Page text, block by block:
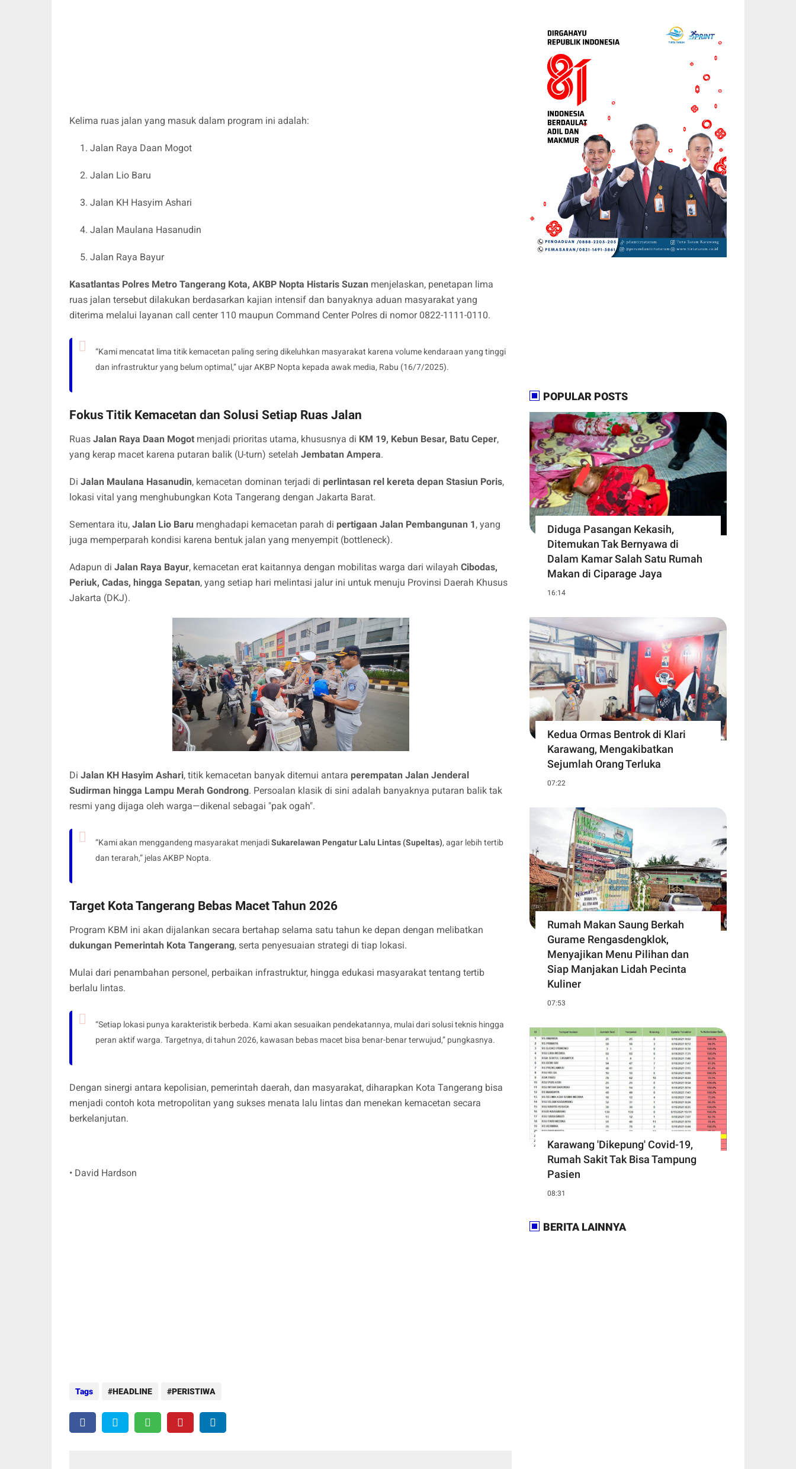
Kelima ruas jalan yang masuk dalam program ini adalah:
Jalan Raya Daan Mogot
Jalan Lio Baru
Jalan KH Hasyim Ashari
Jalan Maulana Hasanudin
Jalan Raya Bayur
Kasatlantas Polres Metro Tangerang Kota, AKBP Nopta Histaris Suzan menjelaskan, penetapan lima
ruas jalan tersebut dilakukan berdasarkan kajian intensif dan banyaknya aduan masyarakat yang
diterima melalui layanan call center 110 maupun Command Center Polres di nomor 0822-1111-0110.
“Kami mencatat lima titik kemacetan paling sering dikeluhkan masyarakat karena volume kendaraan yang tinggi
dan infrastruktur yang belum optimal,” ujar AKBP Nopta kepada awak media, Rabu (16/7/2025).
Fokus Titik Kemacetan dan Solusi Setiap Ruas Jalan
Ruas Jalan Raya Daan Mogot menjadi prioritas utama, khususnya di KM 19, Kebun Besar, Batu Ceper,
yang kerap macet karena putaran balik (U-turn) setelah Jembatan Ampera.
Di Jalan Maulana Hasanudin, kemacetan dominan terjadi di perlintasan rel kereta depan Stasiun Poris,
lokasi vital yang menghubungkan Kota Tangerang dengan Jakarta Barat.
Sementara itu, Jalan Lio Baru menghadapi kemacetan parah di pertigaan Jalan Pembangunan 1, yang
juga memperparah kondisi karena bentuk jalan yang menyempit (bottleneck).
Adapun di Jalan Raya Bayur, kemacetan erat kaitannya dengan mobilitas warga dari wilayah Cibodas,
Periuk, Cadas, hingga Sepatan, yang setiap hari melintasi jalur ini untuk menuju Provinsi Daerah Khusus
Jakarta (DKJ).
Di Jalan KH Hasyim Ashari, titik kemacetan banyak ditemui antara perempatan Jalan Jenderal
Sudirman hingga Lampu Merah Gondrong. Persoalan klasik di sini adalah banyaknya putaran balik tak
resmi yang dijaga oleh warga—dikenal sebagai "pak ogah".
“Kami akan menggandeng masyarakat menjadiSukarelawan Pengatur Lalu Lintas (Supeltas), agar lebih tertib
dan terarah,” jelas AKBP Nopta.
Target Kota Tangerang Bebas Macet Tahun 2026
Program KBM ini akan dijalankan secara bertahap selama satu tahun ke depan dengan melibatkan
dukungan Pemerintah Kota Tangerang, serta penyesuaian strategi di tiap lokasi.
Mulai dari penambahan personel, perbaikan infrastruktur, hingga edukasi masyarakat tentang tertib
berlalu lintas.
“Setiap lokasi punya karakteristik berbeda. Kami akan sesuaikan pendekatannya, mulai dari solusi teknis hingga
peran aktif warga. Targetnya, di tahun 2026, kawasan bebas macet bisa benar-benar terwujud,” pungkasnya.
Dengan sinergi antara kepolisian, pemerintah daerah, dan masyarakat, diharapkan Kota Tangerang bisa
menjadi contoh kota metropolitan yang sukses menata lalu lintas dan menekan kemacetan secara
berkelanjutan.
• David Hardson
Tags HEADLINE PERISTIWA
POPULAR POSTS
Diduga Pasangan Kekasih,
Ditemukan Tak Bernyawa di
Dalam Kamar Salah Satu Rumah
Makan di Ciparage Jaya
16:14
Kedua Ormas Bentrok di Klari
Karawang, Mengakibatkan
Sejumlah Orang Terluka
07:22
Rumah Makan Saung Berkah
Gurame Rengasdengklok,
Menyajikan Menu Pilihan dan
Siap Manjakan Lidah Pecinta
Kuliner
07:53
Karawang 'Dikepung' Covid-19,
Rumah Sakit Tak Bisa Tampung
Pasien
08:31
BERITA LAINNYA